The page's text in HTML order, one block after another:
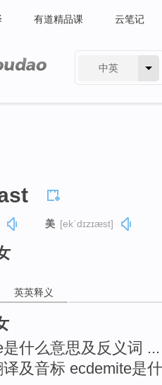
有道精品课 云笔记
中英
美 [ekˈdɪzɪæst]
英英释义
是什么意思及反义词
及音标 ecdemite是